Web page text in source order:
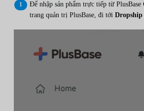
Để nhập sản phẩm trực tiếp từ PlusBase
trang quản trị PlusBase, đi tới Dropship